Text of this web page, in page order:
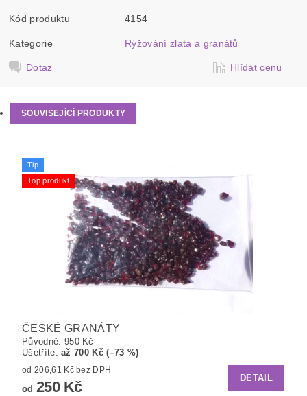
Kód produktu 4154
Kategorie Rýžování zlata a granátů
Dotaz Hlídat cenu
SOUVISEJÍCÍ PRODUKTY
Tip
Top produkt
ČESKÉ GRANÁTY
Původně: 950 Kč
Ušetříte:až 700 Kč (–73 %)
od 206,61 Kč bez DPH
od 250 Kč
DETAIL